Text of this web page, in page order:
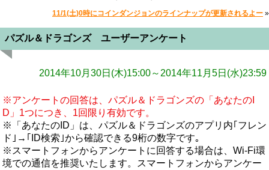
11/1(土)0時にコインダンジョンのラインナップが更新されるよー »
パズル＆ドラゴンズ ユーザーアンケート
2014年10月30日(木)15:00～2014年11月5日(水)23:59
※アンケートの回答は、パズル＆ドラゴンズの「あなたのI
D」1つにつき、1回限り有効です。
※「あなたのID」は、パズル＆ドラゴンズのアプリ内｢フレン
ド｣→｢ID検索｣から確認できる9桁の数字です｡
※スマートフォンからアンケートに回答する場合は、Wi-Fi環
境での通信を推奨いたします。スマートフォンからアンケー